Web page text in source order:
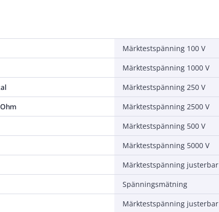
Märktestspänning 100 V
Märktestspänning 1000 V
Märktestspänning 250 V
Märktestspänning 2500 V
Märktestspänning 500 V
Märktestspänning 5000 V
Märktestspänning justerbar
Spänningsmätning